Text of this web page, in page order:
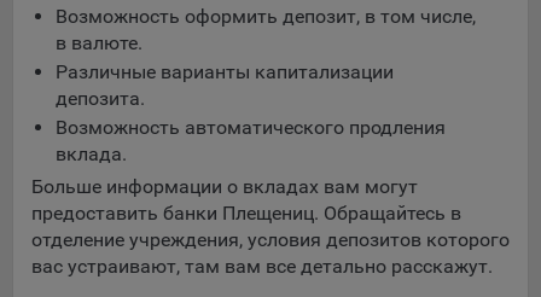
Возможность оформить депозит, в том числе,
в валюте.
Различные варианты капитализации
депозита.
Возможность автоматического продления
вклада.
Больше информации о вкладах вам могут
предоставить банки Плещениц. Обращайтесь в
отделение учреждения, условия депозитов которого
вас устраивают, там вам все детально расскажут.